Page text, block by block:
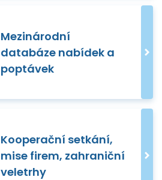
Mezinárodní
databáze nabídek a
poptávek
Kooperační setkání,
mise firem, zahraniční
veletrhy